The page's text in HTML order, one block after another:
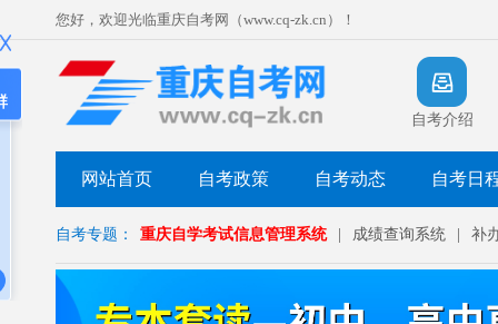
您好，欢迎光临重庆自考网（www.cq-zk.cn）！
自考介绍
网站首页 自考政策 自考动态 自考日
自考专题： 重庆自学考试信息管理系统 成绩查询系统 补